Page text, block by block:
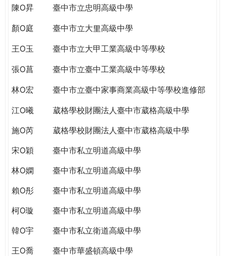
陳O昇 臺中市立忠明高級中學
顏O庭 臺中市立大里高級中學
王O玉 臺中市立大甲工業高級中等學校
張O菖 臺中市立臺中工業高級中等學校
林O宏 臺中市立臺中家事商業高級中等學校進修部
江O曦
葳格學校財團法人臺中市葳格高級中學
施O芮
葳格學校財團法人臺中市葳格高級中學
宋O穎
臺中市私立明道高級中學
林O嫻
臺中市私立明道高級中學
賴O彤
臺中市私立明道高級中學
柯O璇
臺中市私立明道高級中學
韓O宇
臺中市私立衛道高級中學
王O喬
臺中市華盛頓高級中學